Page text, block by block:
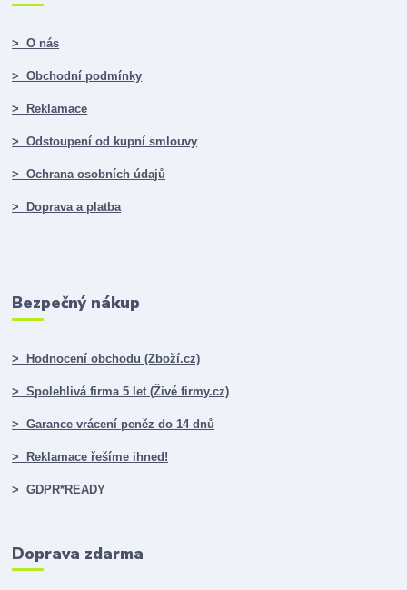
> O nás
> Obchodní podmínky
> Reklamace
> Odstoupení od kupní smlouvy
> Ochrana osobních údajů
> Doprava a platba
Bezpečný nákup
> Hodnocení obchodu (Zboží.cz)
> Spolehlivá firma 5 let (Živé firmy.cz)
> Garance vrácení peněz do 14 dnů
> Reklamace řešíme ihned!
> GDPR*READY
Doprava zdarma